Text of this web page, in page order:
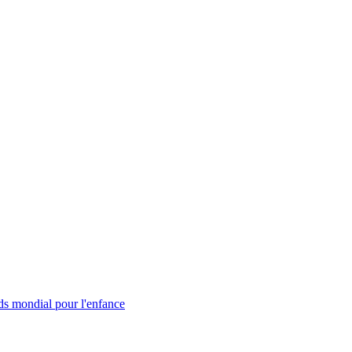
mondial pour l'enfance